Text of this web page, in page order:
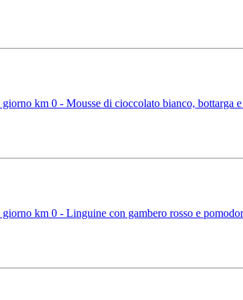
km 0 - Mousse di cioccolato bianco, bottarga e
km 0 - Linguine con gambero rosso e